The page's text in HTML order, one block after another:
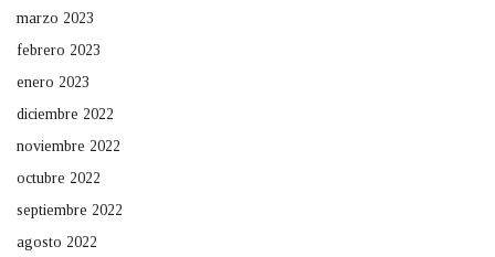
marzo 2023
febrero 2023
enero 2023
diciembre 2022
noviembre 2022
octubre 2022
septiembre 2022
agosto 2022